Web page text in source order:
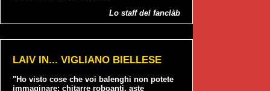
Lo staff del fanclàb
LAIV IN... VIGLIANO BIELLESE
"Ho visto cose che voi balenghi non potete
immaginare: chitarre roboanti, aste